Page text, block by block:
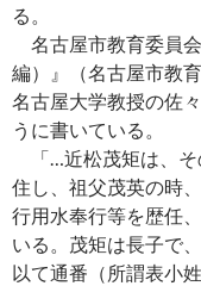
る。
名古屋市教育委員
編）』（名古屋市教
名古屋大学教授の佐
うに書いている。
「…近松茂矩は、そ
住し、祖父茂英の時
行用水奉行等を歴任
いる。茂矩は長子で
以て通番（所謂表小